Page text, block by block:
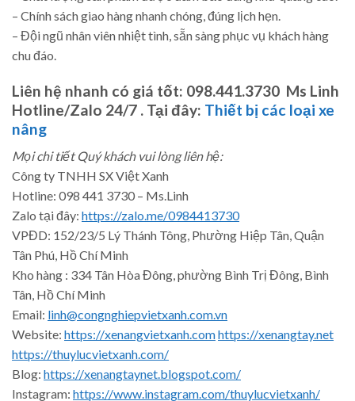
– Chính sách giao hàng nhanh chóng, đúng lịch hẹn.
– Đội ngũ nhân viên nhiệt tình, sẵn sàng phục vụ khách hàng
chu đáo.
Liên hệ nhanh có giá tốt: 098.441.3730 Ms Linh
Hotline/Zalo 24/7 . Tại đây: Thiết bị các loại xe
nâng
Mọi chi tiết Quý khách vui lòng liên hệ:
Công ty TNHH SX Việt Xanh
Hotline: 098 441 3730 – Ms.Linh
Zalo tại đây: https://zalo.me/0984413730
VPĐD: 152/23/5 Lý Thánh Tông, Phường Hiệp Tân, Quận
Tân Phú, Hồ Chí Minh
Kho hàng : 334 Tân Hòa Đông, phường Bình Trị Đông, Bình
Tân, Hồ Chí Minh
Email: linh@congnghiepvietxanh.com.vn
Website: https://xenangvietxanh.comhttps://xenangtay.net
https://thuylucvietxanh.com/
Blog: https://xenangtaynet.blogspot.com/
Instagram: https://www.instagram.com/thuylucvietxanh/